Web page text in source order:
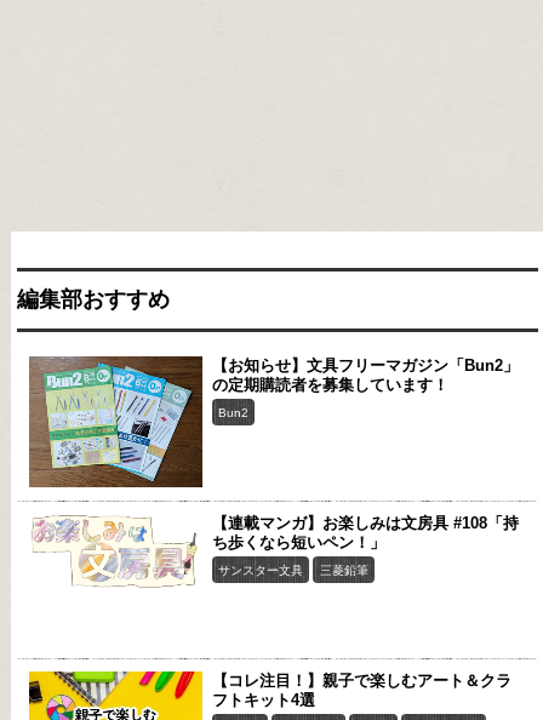
編集部おすすめ
【お知らせ】文具フリーマガジン「Bun2」
の定期購読者を募集しています！
Bun2
【連載マンガ】お楽しみは文房具 #108「持
ち歩くなら短いペン！」
サンスター文具 三菱鉛筆
【コレ注目！】親子で楽しむアート＆クラ
フトキット4選